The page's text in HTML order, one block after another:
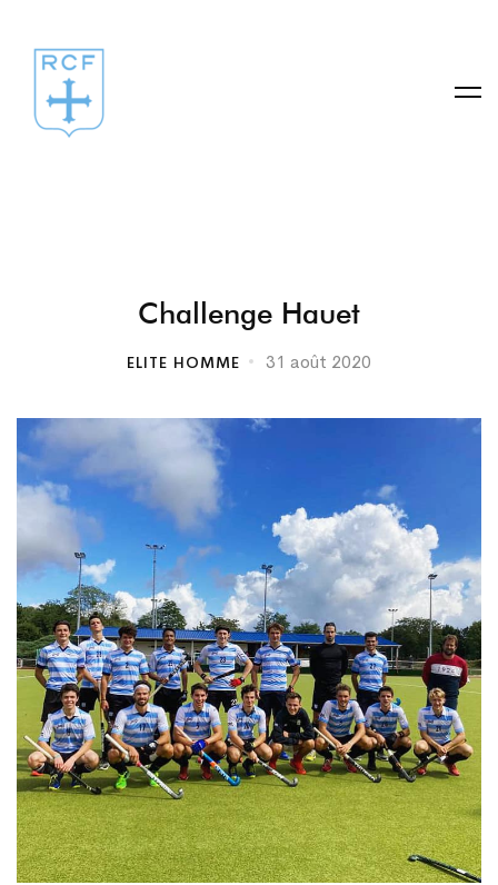
ChallengeChallenge Hauet
ELITE HOMME 31 août 2020